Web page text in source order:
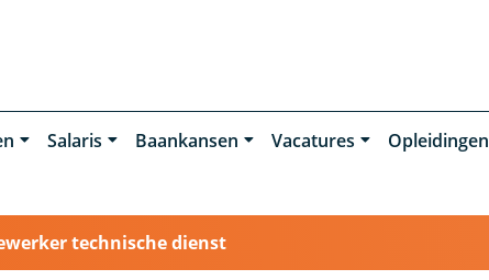
Salaris Baankansen Vacatures Opleidingen
technische dienst